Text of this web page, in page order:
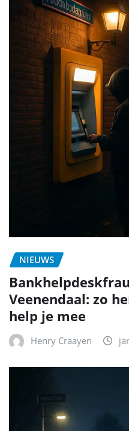
NIEUWS
Veenendaal: zo
help je mee
Henry Craayen